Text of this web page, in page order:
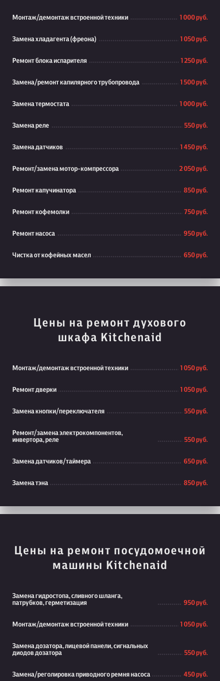
Монтаж/демонтаж встроенной техники 1 000 руб.
Замена хладагента (фреона) 1 050 руб.
Ремонт блока испарителя 1 250 руб.
Замена/ремонт капилярного трубопровода 1 500 руб.
Замена термостата 1 000 руб.
Замена реле 550 руб.
Замена датчиков 1 450 руб.
Ремонт/замена мотор-компрессора 2 050 руб.
Ремонт капучинатора 850 руб.
Ремонт кофемолки 750 руб.
Ремонт насоса 950 руб.
Чистка от кофейных масел 650 руб.
Цены на ремонт духового
шкафа Kitchenaid
Монтаж/демонтаж встроенной техники 1 050 руб.
Ремонт дверки 1 050 руб.
Замена кнопки/переключателя 550 руб.
Ремонт/замена электрокомпонентов,
инвертора, реле
550 руб.
Замена датчиков/таймера 650 руб.
Замена тэна 850 руб.
Цены на ремонт посудомоечной
машины Kitchenaid
Замена гидростопа, сливного шланга,
патрубков, герметизация
950 руб.
Монтаж/демонтаж встроенной техники 1 050 руб.
Замена дозатора, лицевой панели, сигнальных
диодов дозатора
550 руб.
Замена/реголировка приводного ремня насоса 450 руб.